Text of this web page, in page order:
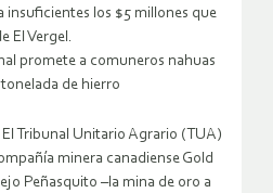
insuficientes los $5 millones que
El Vergel.
promete a comuneros nahuas
de hierro
Tribunal Unitario Agrario (TUA)
minera canadiense Gold
Peñasquito –la mina de oro a